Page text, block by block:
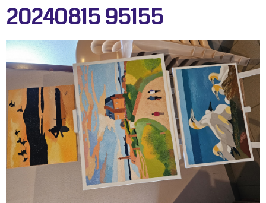
20240815 95155